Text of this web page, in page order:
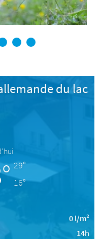
5 6 7
du lac
29°
16°
0 l/m²
14h